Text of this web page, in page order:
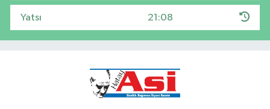
Yatsı 21:08